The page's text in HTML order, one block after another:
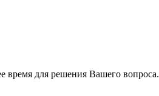
время для решения Вашего вопроса.